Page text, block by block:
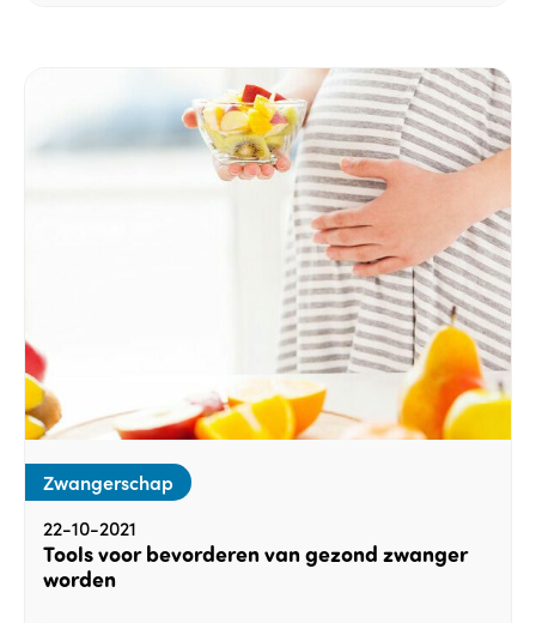
Zwangerschap
22-10-2021
Tools voor bevorderen van gezond zwanger
worden